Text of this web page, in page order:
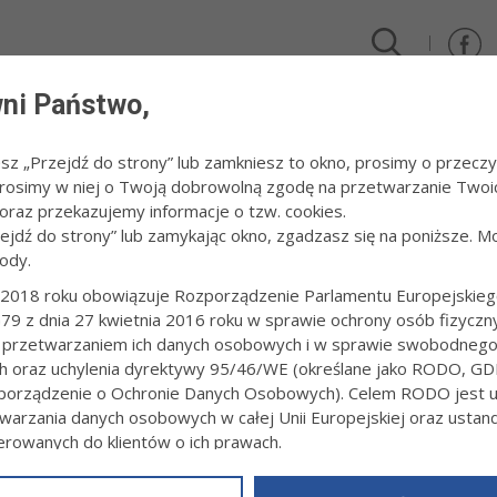
- LATIUM WORLD FOLKLORIC FESTIVAL
do 8.08.2010 r. Zespół Pieśni i Tańca Świerczkowiacy
Festiwalu Folkloru w Cori (Włochy).
Państwo,
„Przejdź do strony” lub zamkniesz to okno, prosimy o
w niej o Twoją dobrowolną zgodę na przetwarzanie
przekazujemy informacje o tzw. cookies.
do strony” lub zamykając okno, zgadzasz się na poniższe.
roku obowiązuje Rozporządzenie Parlamentu
z dnia 27 kwietnia 2016 roku w sprawie ochrony osób
ich danych osobowych i w sprawie
oraz uchylenia dyrektywy 95/46/WE (określane jako RODO,
o Ochronie Danych Osobowych). Celem RODO jest
danych osobowych w całej Unii Europejskiej oraz
do klientów o ich prawach.
powyższym, w zakładceRODOna stroniehttps://